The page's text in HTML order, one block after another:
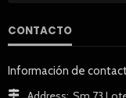
CONTACTO
Información de